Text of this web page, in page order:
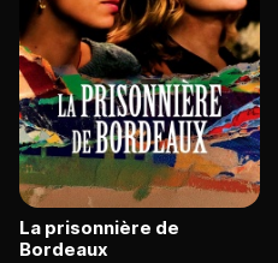
La prisonnière de
Bordeaux